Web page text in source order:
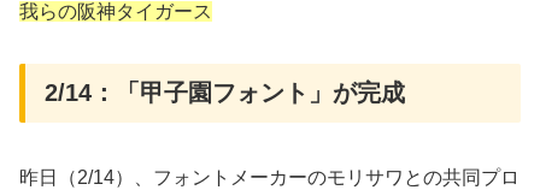
我らの阪神タイガース
2/14：「甲子園フォント」が完成
昨日（2/14）、フォントメーカーのモリサワとの共同プロ